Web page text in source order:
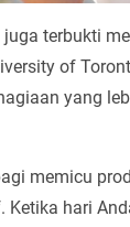
terbukti
of
yang
memicu
hari